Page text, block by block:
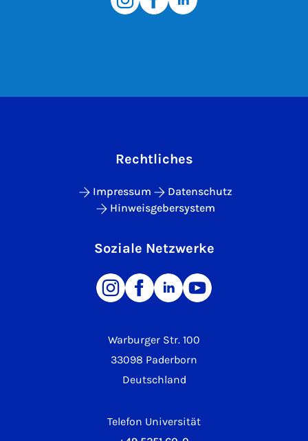
Warburger Str. 100
33098 Paderborn
Deutschland
Telefon Universität
Rechtliches
Impressum
Datenschutz
Hinweisgebersystem
Soziale Netzwerke